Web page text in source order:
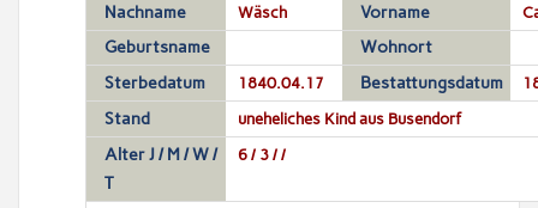
Nachname Wäsch Vorname
Geburtsname
Wohnort
Sterbedatum
1840.04.17 Bestattungsdatum
Stand uneheliches Kind aus Busendorf
Alter J / M / W /
T
6 / 3 / /